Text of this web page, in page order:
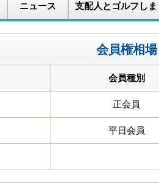
ニュース 支配人とゴルフしま
会員権相場
会員種別
正会員
平日会員